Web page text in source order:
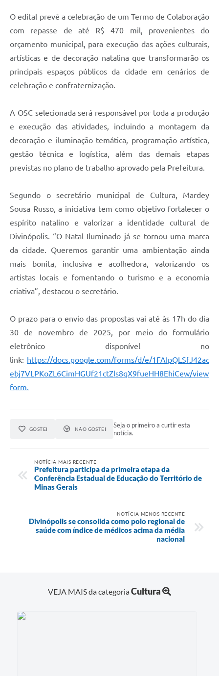
O edital prevê a celebração de um Termo de Colaboração
com repasse de até R$ 470 mil, provenientes do
orçamento municipal, para execução das ações culturais,
artísticas e de decoração natalina que transformarão os
principais espaços públicos da cidade em cenários de
celebração e confraternização.
A OSC selecionada será responsável por toda a produção
e execução das atividades, incluindo a montagem da
decoração e iluminação temática, programação artística,
gestão técnica e logística, além das demais etapas
previstas no plano de trabalho aprovado pela Prefeitura.
Segundo o secretário municipal de Cultura, Mardey
Sousa Russo, a iniciativa tem como objetivo fortalecer o
espírito natalino e valorizar a identidade cultural de
Divinópolis. “O Natal Iluminado já se tornou uma marca
da cidade. Queremos garantir uma ambientação ainda
mais bonita, inclusiva e acolhedora, valorizando os
artistas locais e fomentando o turismo e a economia
criativa”, destacou o secretário.
O prazo para o envio das propostas vai até às 17h do dia
30 de novembro de 2025, por meio do formulário
eletrônico disponível no
link: https://docs.google.com/forms/d/e/1FAIpQLSfJ42ac
ebj7VLPKoZL6CimHGUf21ctZls8qX9fueHH8EhiCew/view
form.
GOSTEI NÃO GOSTEI
Seja o primeiro a curtir esta
notícia.
NOTÍCIA MAIS RECENTE
Prefeitura participa da primeira etapa da
Conferência Estadual de Educação do Território de
Minas Gerais
NOTÍCIA MENOS RECENTE
Divinópolis se consolida como polo regional de
saúde com índice de médicos acima da média
nacional
VEJA MAIS da categoriaCultura